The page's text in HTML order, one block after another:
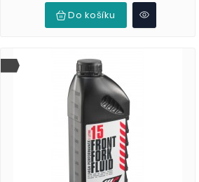
Do košíku